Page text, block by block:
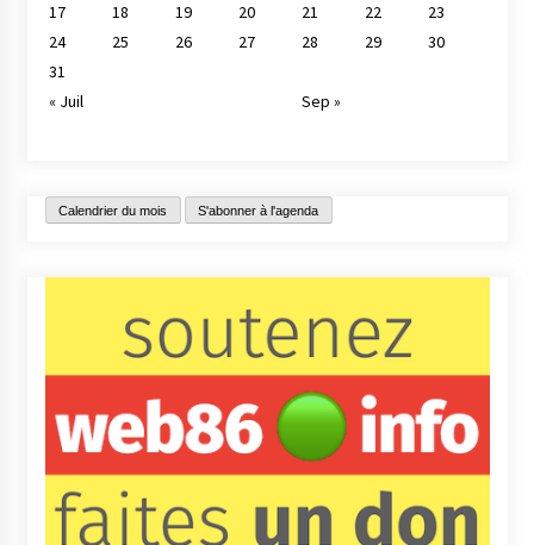
17
18 19 20 21 22
23
24
25 26 27 28 29
30
31
« Juil
Sep »
Calendrier du mois S'abonner à l'agenda